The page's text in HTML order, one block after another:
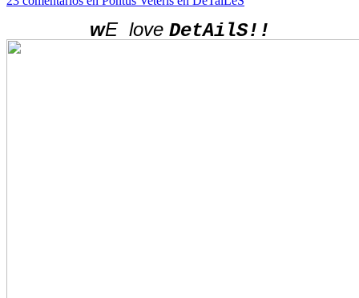
wE love DetAilS!!